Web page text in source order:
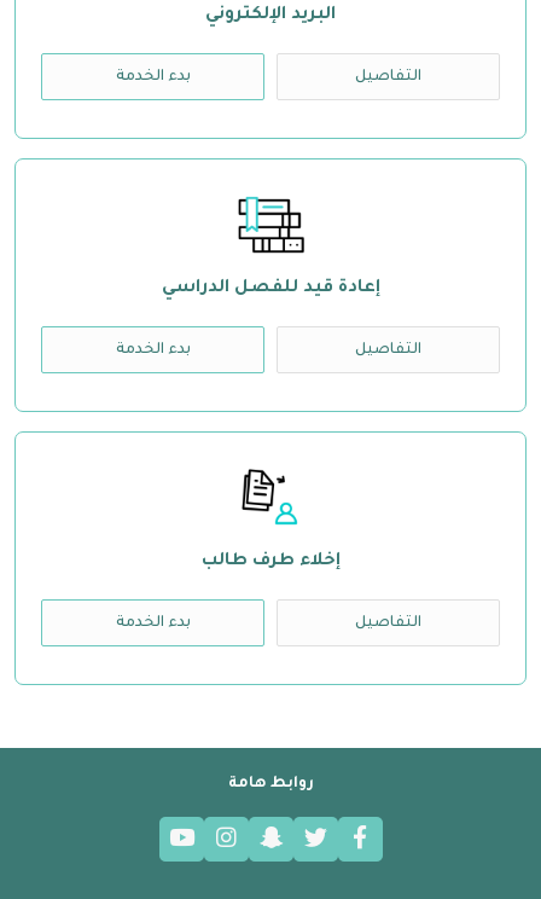
البريد الإلكتروني
التفاصيل بدء الخدمة
إعادة قيد للفصل الدراسي
التفاصيل بدء الخدمة
إخلاء طرف طالب
التفاصيل بدء الخدمة
روابط هامة